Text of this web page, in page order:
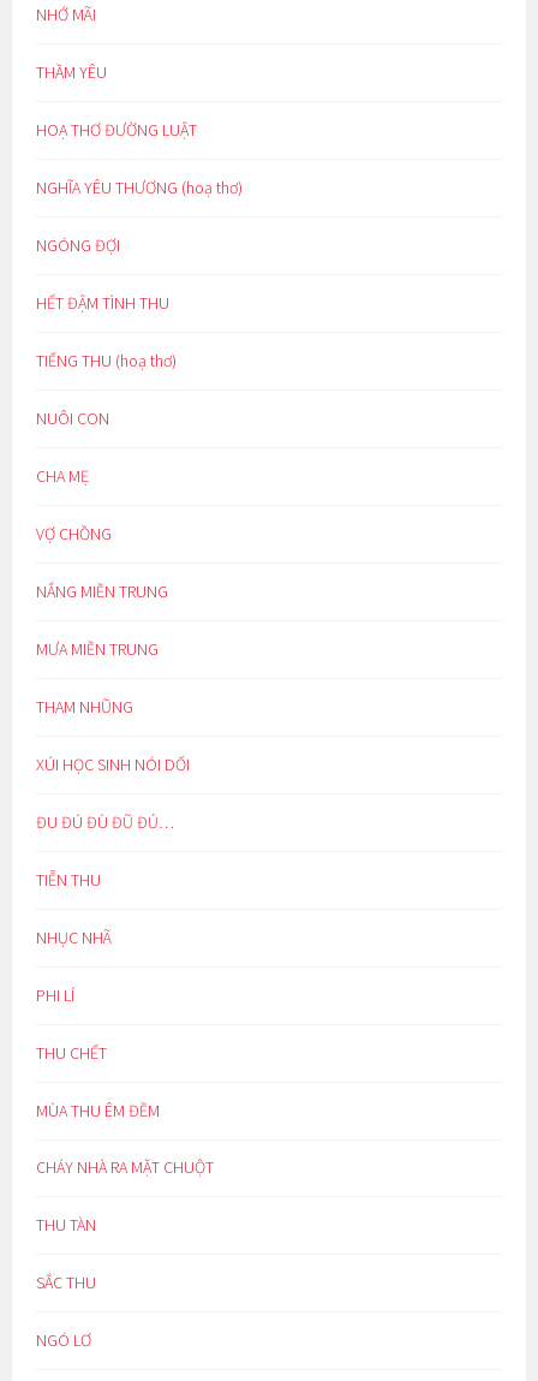
NHỚ MÃI
THẦM YÊU
HOẠ THƠ ĐƯỜNG LUẬT
NGHĨA YÊU THƯƠNG (hoạ thơ)
NGÓNG ĐỢI
HẾT ĐẬM TÌNH THU
TIẾNG THU (hoạ thơ)
NUÔI CON
CHA MẸ
VỢ CHỒNG
NẮNG MIỀN TRUNG
MƯA MIỀN TRUNG
THAM NHŨNG
XÚI HỌC SINH NÓI DỐI
ĐU ĐÚ ĐÙ ĐŨ ĐỦ…
TIỄN THU
NHỤC NHÃ
PHI LÍ
THU CHẾT
MÙA THU ÊM ĐỀM
CHÁY NHÀ RA MẶT CHUỘT
THU TÀN
SẮC THU
NGÓ LƠ